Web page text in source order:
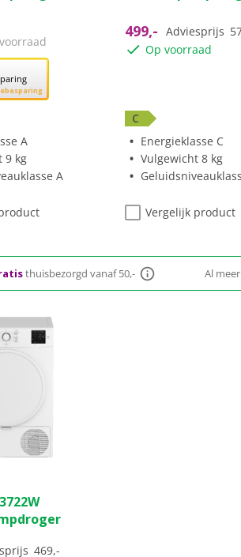
A
9 kg
A
sterren.
499,- Adviesprijs
Op voorraad
C
Energieklasse C
Vulgewicht 8 kg
Vergelijk product
thuisbezorgd vanaf 50,- Al
469,-